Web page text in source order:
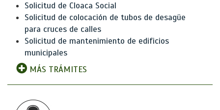
Solicitud de Cloaca Social
Solicitud de colocación de tubos de desagüe
para cruces de calles
Solicitud de mantenimiento de edificios
municipales
MÁS TRÁMITES